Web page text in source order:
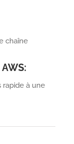
chaîne
rapide à une